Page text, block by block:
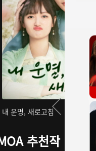
내 운명, 새로고침
추천작